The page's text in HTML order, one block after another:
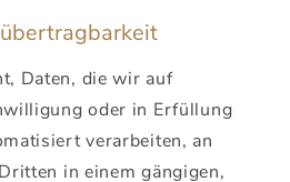
Daten, die wir auf
oder in Erfüllung
verarbeiten, an
in einem gängigen,